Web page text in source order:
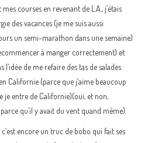
courses en revenant de L.A., j’étais
des vacances (je me suis aussi
un semi-marathon dans une semaine)
à manger correctement) et
l’idée de me refaire des tas de salades
Californie (parce que j’aime beaucoup
je entre de Californie)(oui, et non,
qu’il y avait du vent quand même).
c’est encore un truc de bobo qui fait ses